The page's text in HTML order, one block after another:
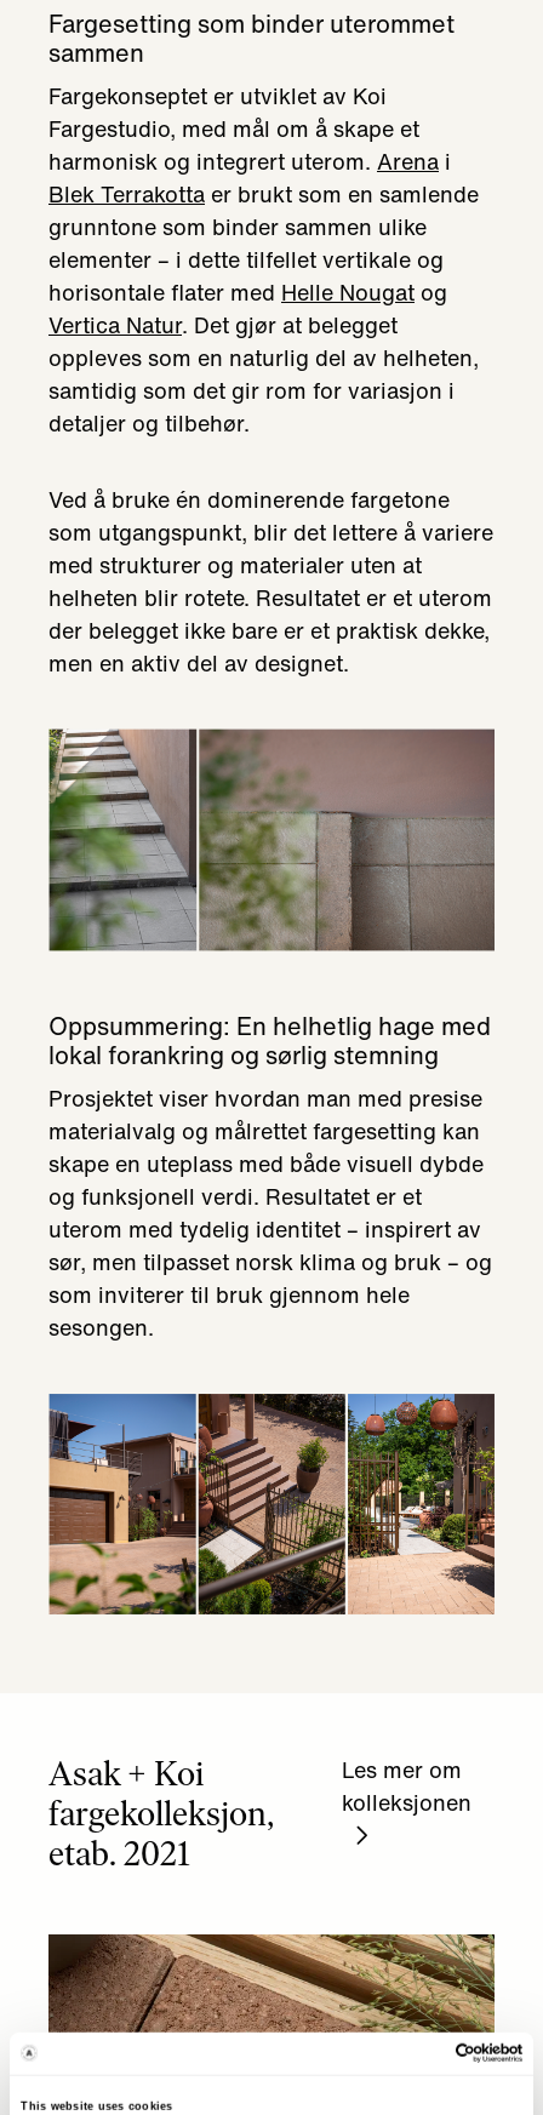
This website uses cookies
Fargesetting som binder uterommet
sammen
Fargekonseptet er utviklet av Koi
Fargestudio, med mål om å skape et
harmonisk og integrert uterom. Arena i
Blek Terrakotta er brukt som en samlende
grunntone som binder sammen ulike
elementer – i dette tilfellet vertikale og
horisontale flater med Helle Nougat og
Vertica Natur. Det gjør at belegget
oppleves som en naturlig del av helheten,
samtidig som det gir rom for variasjon i
detaljer og tilbehør.
Ved å bruke én dominerende fargetone
som utgangspunkt, blir det lettere å variere
med strukturer og materialer uten at
helheten blir rotete. Resultatet er et uterom
der belegget ikke bare er et praktisk dekke,
men en aktiv del av designet.
Oppsummering: En helhetlig hage med
lokal forankring og sørlig stemning
Prosjektet viser hvordan man med presise
materialvalg og målrettet fargesetting kan
skape en uteplass med både visuell dybde
og funksjonell verdi. Resultatet er et
uterom med tydelig identitet – inspirert av
sør, men tilpasset norsk klima og bruk – og
som inviterer til bruk gjennom hele
sesongen.
Asak + Koi
fargekolleksjon,
etab. 2021
Les mer om
kolleksjonen